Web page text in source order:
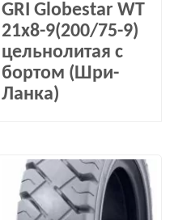
GRI Globestar WT
21x8-9(200/75-9)
цельнолитая с
бортом (Шри-
Ланка)